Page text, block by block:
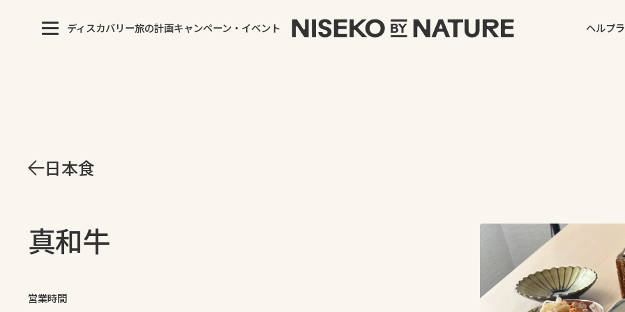
ディスカバリー旅の計画キャンペーン・イベント ヘルプ
日本食
真和牛
営業時間